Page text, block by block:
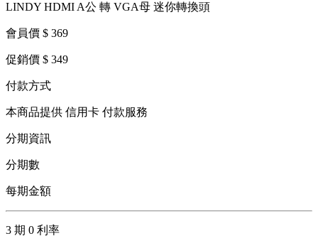
LINDY HDMI A公 轉 VGA母 迷你轉換頭
會員價 $ 369
促銷價 $ 349
付款方式
本商品提供 信用卡 付款服務
分期資訊
分期數
每期金額
3 期 0 利率